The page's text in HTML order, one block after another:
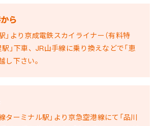
ら
」より京成電鉄スカイライナー（有料特
駅」下車、JR山手線に乗り換えなどで「恵
し下さい。
ターミナル駅」より京急空港線にて「品川